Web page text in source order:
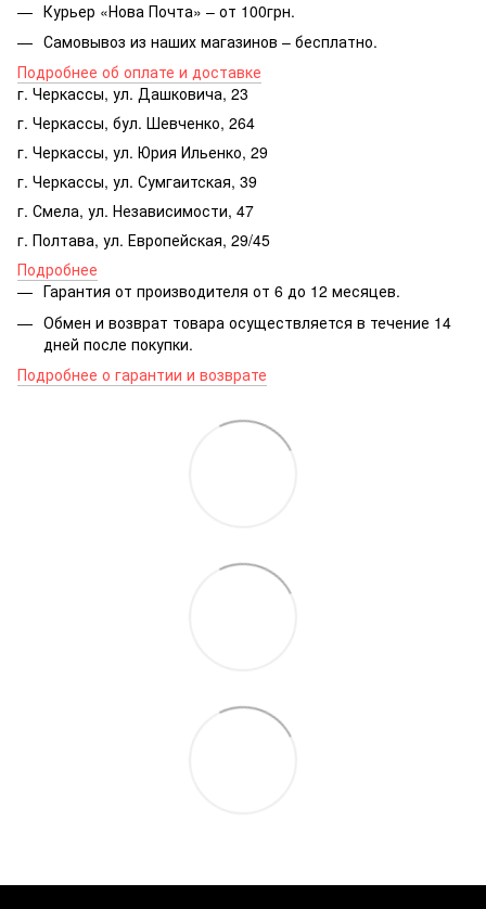
Курьер «Нова Почта» – от 100грн.
Самовывоз из наших магазинов – бесплатно.
Подробнее об оплате и доставке
г. Черкассы, ул. Дашковича, 23
г. Черкассы, бул. Шевченко, 264
г. Черкассы, ул. Юрия Ильенко, 29
г. Черкассы, ул. Сумгаитская, 39
г. Смела, ул. Независимости, 47
г. Полтава, ул. Европейская, 29/45
Подробнее
Гарантия от производителя от 6 до 12 месяцев.
Обмен и возврат товара осуществляется в течение 14
дней после покупки.
Подробнее о гарантии и возврате